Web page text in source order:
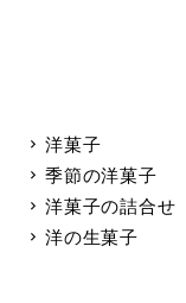
洋菓子
季節の洋菓子
洋菓子の詰合せ
洋の生菓子